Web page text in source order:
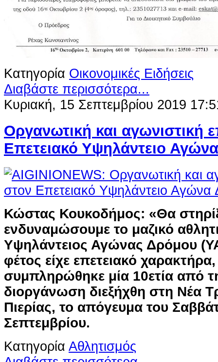
Κατηγορία Οικονομικές Ειδήσεις
Διαβάστε περισσότερα...
Κυριακή, 15 Σεπτεμβρίου 2019
Οργανωτική και αγωνιστική
Επετειακό Υψηλάντειο
Κώστας Κουκοδήμος: «Θα
ενδυναμώσουμε το μαζικό
Υψηλάντειος Αγώνας Δρόμου
φέτος είχε επετειακό
συμπληρώθηκε μία 10ετία από
διοργάνωση διεξήχθη στη Νέα
Πιερίας, το απόγευμα του
Σεπτεμβρίου.
Κατηγορία Αθλητισμός